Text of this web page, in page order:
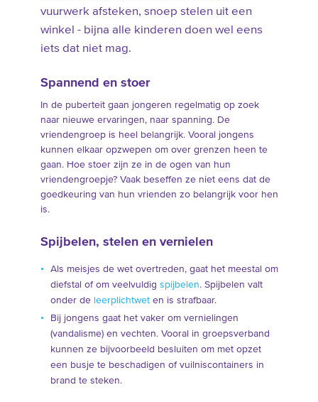
vuurwerk afsteken, snoep stelen uit een
winkel - bijna alle kinderen doen wel eens
iets dat niet mag.
Spannend en stoer
In de puberteit gaan jongeren regelmatig op zoek
naar nieuwe ervaringen, naar spanning. De
vriendengroep is heel belangrijk. Vooral jongens
kunnen elkaar opzwepen om over grenzen heen te
gaan. Hoe stoer zijn ze in de ogen van hun
vriendengroepje? Vaak beseffen ze niet eens dat de
goedkeuring van hun vrienden zo belangrijk voor hen
is.
Spijbelen, stelen en vernielen
Als meisjes de wet overtreden, gaat het meestal om
diefstal of om veelvuldig spijbelen. Spijbelen valt
onder de leerplichtweten is strafbaar.
Bij jongens gaat het vaker om vernielingen
(vandalisme) en vechten. Vooral in groepsverband
kunnen ze bijvoorbeeld besluiten om met opzet
een busje te beschadigen of vuilniscontainers in
brand te steken.